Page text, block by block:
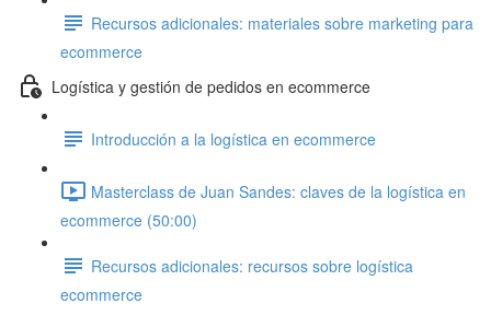
Recursos adicionales: materiales sobre marketing para
ecommerce
Logística y gestión de pedidos en ecommerce
Introducción a la logística en ecommerce
Masterclass de Juan Sandes: claves de la logística en
ecommerce (50:00)
Recursos adicionales: recursos sobre logística
ecommerce